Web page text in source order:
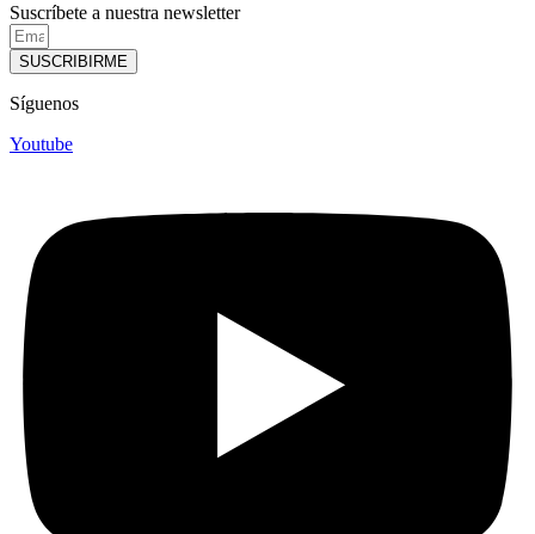
Suscríbete a nuestra newsletter
SUSCRIBIRME
Síguenos
Youtube